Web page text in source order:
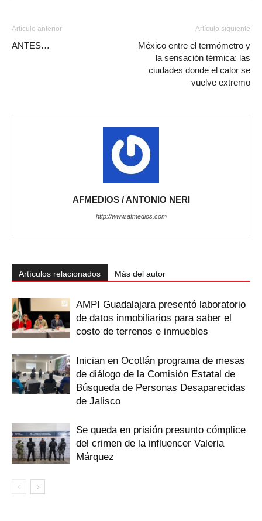
Artículo anterior
ANTES…
Artículo siguiente
México entre el termómetro y
la sensación térmica: las
ciudades donde el calor se
vuelve extremo
AFMEDIOS / ANTONIO NERI
http://www.afmedios.com
Artículos relacionados Más del autor
AMPI Guadalajara presentó laboratorio
de datos inmobiliarios para saber el
costo de terrenos e inmuebles
Inician en Ocotlán programa de mesas
de diálogo de la Comisión Estatal de
Búsqueda de Personas Desaparecidas
de Jalisco
Se queda en prisión presunto cómplice
del crimen de la influencer Valeria
Márquez